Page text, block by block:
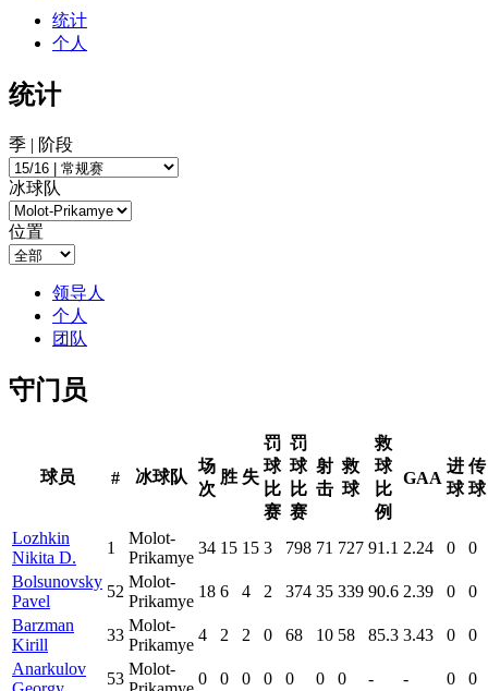
统计
个人
统计
季 | 阶段
冰球队
位置
领导人
个人
团队
守门员
球员 # 冰球队
场
次
胜 失
罚
球
比
赛
罚
球
比
赛
射
击
救
球
救
球
比
例
GAA
进
球
传
球
Lozhkin
Nikita D.
1
Molot-
Prikamye
34 15 15 3 798 71 727 91.1 2.24 0
0
Bolsunovsky
Pavel
52
Molot-
Prikamye
18 6 4 2 374 35 339 90.6 2.39 0
0
Barzman
Kirill
33
Molot-
Prikamye
4 2 2 0 68 10 58 85.3 3.43 0
0
Anarkulov
53
Molot-
0 0 0 0 0 0 0 - - 0
0